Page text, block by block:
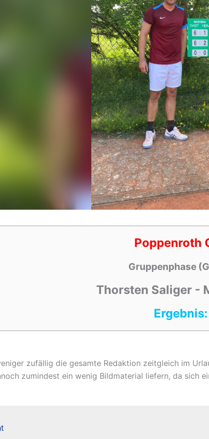
Poppenroth
Gruppenphase
Thorsten Saliger -
zufällig die gesamte Redaktion zeitgleich im
zumindest ein wenig Bildmaterial liefern, da sich